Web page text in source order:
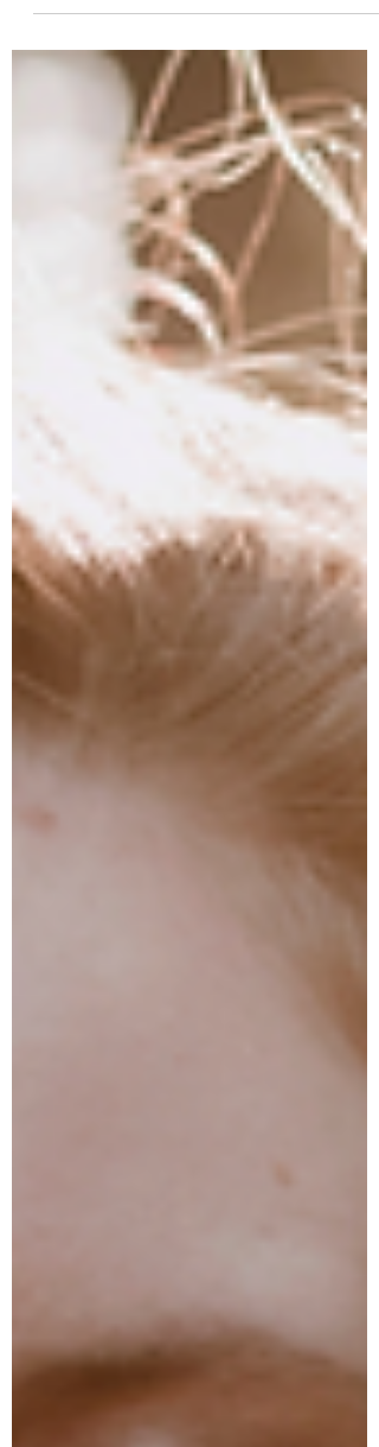
rechtzetten: Blue Monday is geen
De term werd ooit bedacht door een
psycholoog in opdracht van een
reisbureau, om meer zonvakanties te
verkopen. En tóch… Veel mensen voelen
zich in deze periode vermoeider, trager
of wat somberder. De donkere dagen,
minder daglicht en het ‘weer moeten
opstarten’ na de feestdagen in de winter